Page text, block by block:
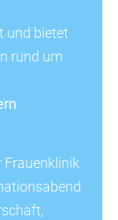
und bietet
rund um
Frauenklinik